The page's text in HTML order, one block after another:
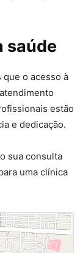
saúde
que o acesso à
estão
e dedicação.
sua consulta
uma clínica